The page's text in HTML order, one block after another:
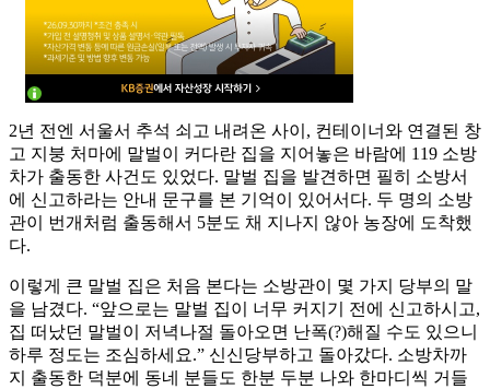
2년 전엔 서울서 추석 쇠고 내려온 사이, 컨테이너와 연결된 창
고 지붕 처마에 말벌이 커다란 집을 지어놓은 바람에 119 소방
차가 출동한 사건도 있었다. 말벌 집을 발견하면 필히 소방서
에 신고하라는 안내 문구를 본 기억이 있어서다. 두 명의 소방
관이 번개처럼 출동해서 5분도 채 지나지 않아 농장에 도착했
다.
이렇게 큰 말벌 집은 처음 본다는 소방관이 몇 가지 당부의 말
을 남겼다. “앞으로는 말벌 집이 너무 커지기 전에 신고하시고,
집 떠났던 말벌이 저녁나절 돌아오면 난폭(?)해질 수도 있으니
하루 정도는 조심하세요.” 신신당부하고 돌아갔다. 소방차까
지 출동한 덕분에 동네 분들도 한분 두분 나와 한마디씩 거들